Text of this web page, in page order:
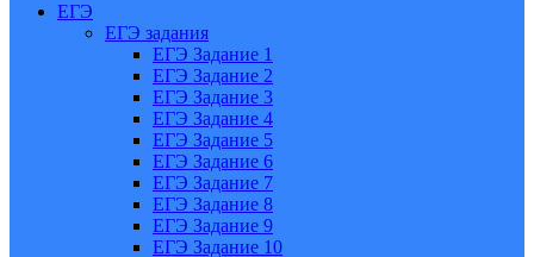
ЕГЭ
ЕГЭ задания
ЕГЭ Задание 1
ЕГЭ Задание 2
ЕГЭ Задание 3
ЕГЭ Задание 4
ЕГЭ Задание 5
ЕГЭ Задание 6
ЕГЭ Задание 7
ЕГЭ Задание 8
ЕГЭ Задание 9
ЕГЭ Задание 10